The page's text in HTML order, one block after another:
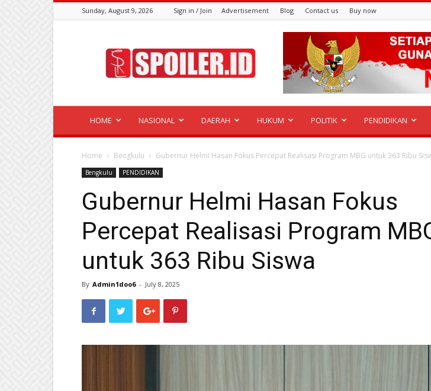
Sunday, August 9, 2026 Sign in / Join Advertisement Blog Contact us Buy now
HOME NASIONAL DAERAH HUKUM POLITIK PENDIDIKAN
Home Bengkulu Gubernur Helmi Hasan Fokus Percepat Realisasi Program MBG untuk 363 Ribu
Bengkulu PENDIDIKAN
Gubernur Helmi Hasan Fokus
Percepat Realisasi Program
untuk 363 Ribu Siswa
By Admin1doo6 - July 8, 2025